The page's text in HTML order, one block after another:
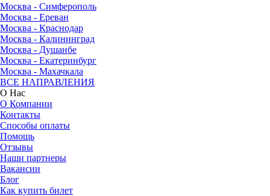
Москва - Симферополь
Москва - Ереван
Москва - Краснодар
Москва - Калининград
Москва - Душанбе
Москва - Екатеринбург
Москва - Махачкала
ВСЕ НАПРАВЛЕНИЯ
О Нас
О Компании
Контакты
Способы оплаты
Помощь
Отзывы
Наши партнеры
Вакансии
Блог
Как купить билет